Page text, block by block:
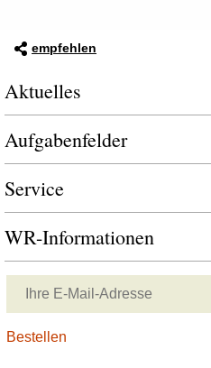
empfehlen
Aktuelles
Aufgabenfelder
Service
WR-Informationen